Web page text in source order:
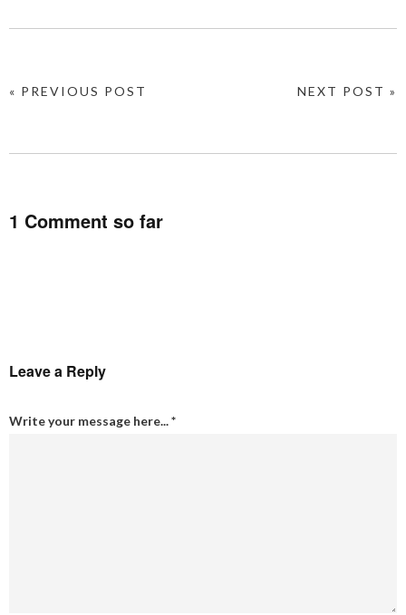
NEXT POST »
« PREVIOUS POST
1 Comment so far
Leave a Reply
Write your message here...*